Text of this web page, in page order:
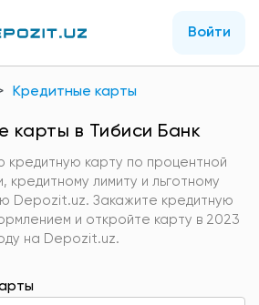
Войти
Кредитные карты
карты в Тибиси Банк
кредитную карту по процентной
кредитному лимиту и льготному
Depozit.uz. Закажите кредитную
и откройте карту в 2023
на Depozit.uz.